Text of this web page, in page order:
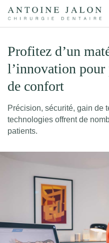
Profitez d’un
l’innovation pour
de confort
Précision, sécurité, gain de
technologies offrent de
patients.